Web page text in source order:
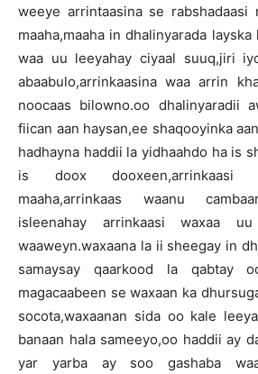
weeye arrintaasina se rabshadaasi
maaha,maaha in dhalinyarada
waa uu leeyahay ciyaal suuq,jiri
abaabulo,arrinkaasina waa arrin
noocaas bilowno.oo dhalinyaradii
fiican aan haysan,ee shaqooyinka
hadhayna haddii la yidhaahdo ha is
is doox dooxeen,arrinkaasi
maaha,arrinkaas waanu
isleenahay arrinkaasi waxaa
waaweyn.waxaana la ii sheegay in
samaysay qaarkood la qabtay
magacaabeen se waxaan ka
socota,waxaanan sida oo kale
banaan hala sameeyo,oo haddii ay
yar yarba ay soo gashaba